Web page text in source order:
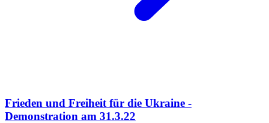
Frieden und Freiheit für die Ukraine -
Demonstration am 31.3.22